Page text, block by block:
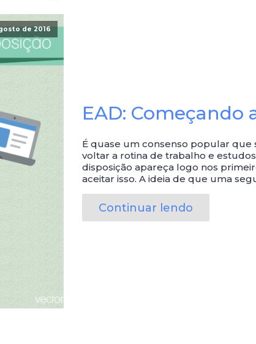
de 2016
EAD: Começando
É quase um consenso popular
voltar a rotina de trabalho e
disposição apareça logo nos
aceitar isso. A ideia de que uma
Continuar lendo